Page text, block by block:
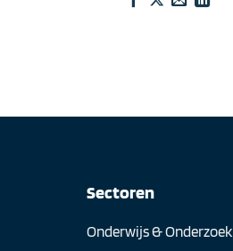
Sectoren
Onderwijs & Onderzoek